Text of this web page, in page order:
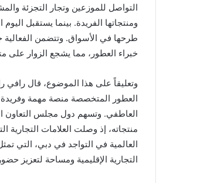
التواصل للموزعين وتجار التجزئة
ومنتجاتها الفريدة. بينما يستقبل
طرحها في الأسواق. وتتضمن
خبراء العطور، مما يشجع الزوار على
وتعليقاً على هذا الموضوع، قال
العطور المتخصصة منصة مهمة وفريدة
العاطفي. وتسهم دول مجلس التعاون
منتجاته، إذ وصلت العلامات التجارية
العالمية في التواجد في دبي، التي
التجارية الإقليمية ومساحة لتعزيز